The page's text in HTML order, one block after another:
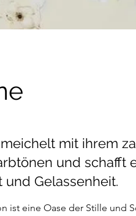
mit ihrem
und schafft
Gelassenheit.
ist eine Oase der Stille und